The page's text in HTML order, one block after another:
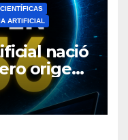
ARTIFICIAL
nació
origen
el